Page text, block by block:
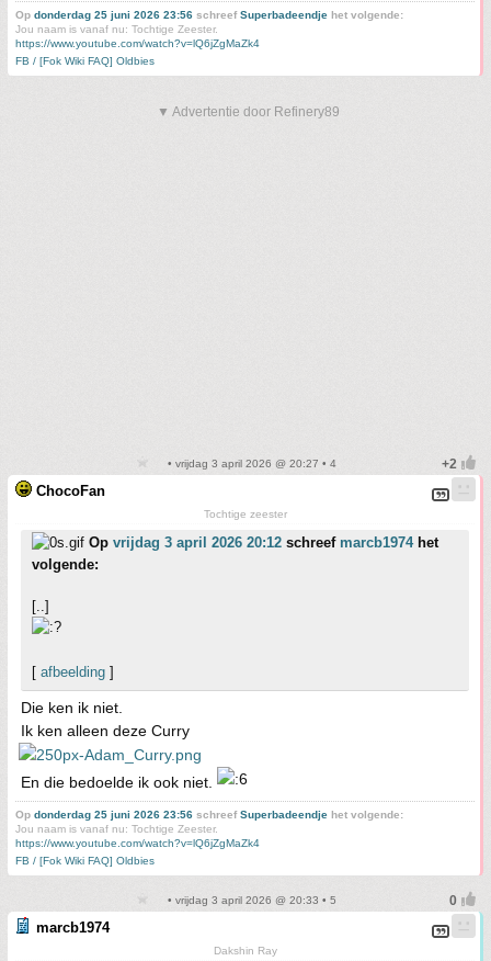
Op donderdag 25 juni 2026 23:56 schreefSuperbadeendje het volgende:
Jou naam is vanaf nu: Tochtige Zeester.
https://www.youtube.com/watch?v=lQ6jZgMaZk4
FB / [Fok Wiki FAQ] Oldbies
▼ Advertentie door Refinery89
• vrijdag 3 april 2026 @ 20:27 • 4
ChocoFan
Tochtige zeester
Op vrijdag 3 april 2026 20:12 schreef marcb1974het
volgende:
[..]
[ afbeelding ]
Die ken ik niet.
Ik ken alleen deze Curry
En die bedoelde ik ook niet.
Op donderdag 25 juni 2026 23:56 schreefSuperbadeendje het volgende:
Jou naam is vanaf nu: Tochtige Zeester.
https://www.youtube.com/watch?v=lQ6jZgMaZk4
FB / [Fok Wiki FAQ] Oldbies
• vrijdag 3 april 2026 @ 20:33 • 5
marcb1974
Dakshin Ray